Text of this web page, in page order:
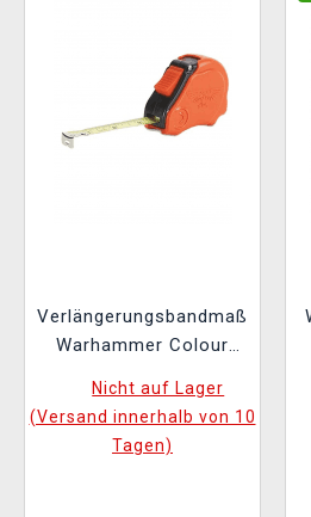
Verlängerungsbandmaß
Warhammer Colour
Nicht auf Lager
(Versand innerhalb von 10
Tagen)